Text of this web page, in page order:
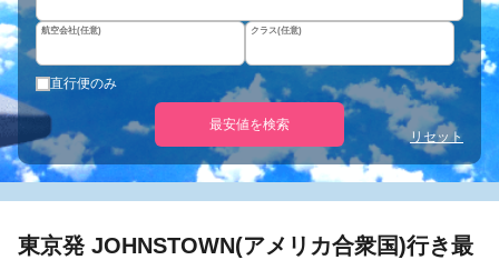
航空会社(任意) クラス(任意)
直行便のみ
最安値を検索
リセット
東京発 JOHNSTOWN(アメリカ合衆国)行き最